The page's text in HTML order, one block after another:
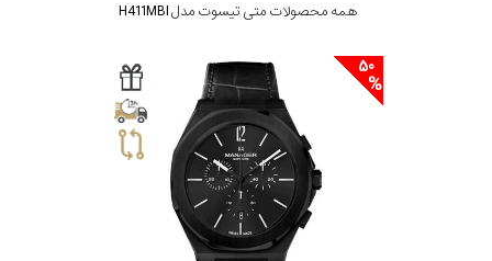
همه محصولات متی تیسوت مدل H411MBI